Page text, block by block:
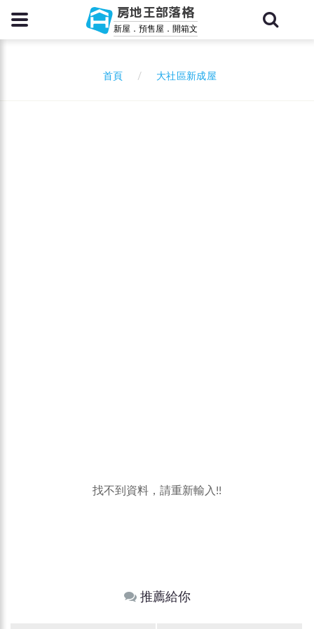
房地王部落格
新屋．預售屋．開箱文
首頁 大社區新成屋
找不到資料，請重新輸入!!
推薦給你